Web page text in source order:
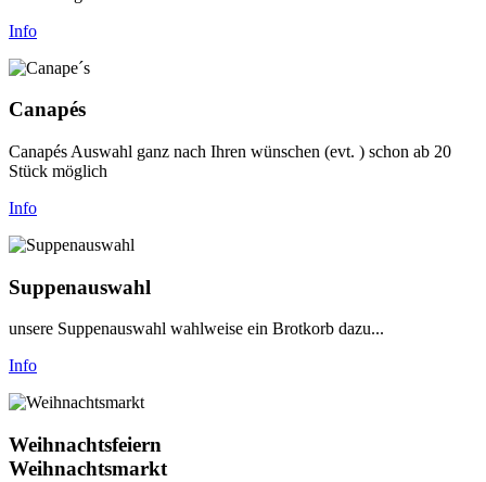
Info
Canapés
Canapés Auswahl ganz nach Ihren wünschen (evt. ) schon ab 20
Stück möglich
Info
Suppenauswahl
unsere Suppenauswahl wahlweise ein Brotkorb dazu...
Info
Weihnachtsfeiern
Weihnachtsmarkt